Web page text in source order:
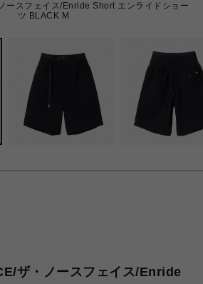
ースフェイス/Enride Short エンライドショー
ツ BLACK M
ザ・ノースフェイス/Enride